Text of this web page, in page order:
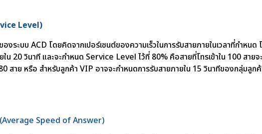
Level)
ระบบ ACD โดยคิดจากเปอร์เซนต์ของความเร็วในการรับสายภายในเวลาที่กำหนด
ใน 20 วินาที และจะกำหนด Service Level ไว้ที่ 80% คือสายที่โทรเข้าใน 100 สาย
สาย หรือ สำหรับลูกค้า VIP อาจจะกำหนดการรับสายภายใน 15 วินาทีของกลุ่มลูก
(Average Speed of Answer)